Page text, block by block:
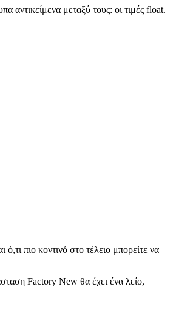
αντικείμενα μεταξύ τους: οι τιμές float.
πιο κοντινό στο τέλειο μπορείτε να
Factory New θα έχει ένα λείο,